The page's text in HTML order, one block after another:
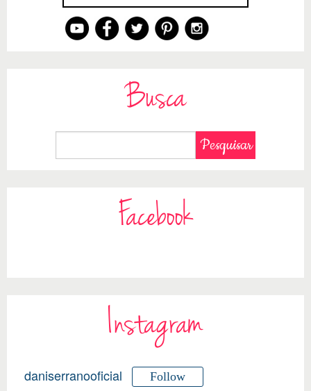
Busca
Facebook
Instagram
daniserranooficial Follow